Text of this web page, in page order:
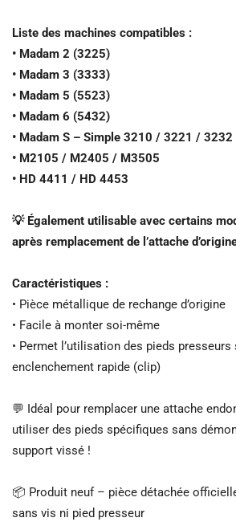
Liste des machines compatibles :
• Madam 2 (3225)
• Madam 3 (3333)
• Madam 5 (5523)
• Madam 6 (5432)
• Madam S – Simple 3210 / 3221 / 3232
• M2105 / M2405 / M3505
• HD 4411 / HD 4453
💡 Également utilisable avec certains
après remplacement de l’attache
Caractéristiques :
• Pièce métallique de rechange d’origine
• Facile à monter soi-même
• Permet l’utilisation des pieds presseurs
enclenchement rapide (clip)
💬 Idéal pour remplacer une attache
utiliser des pieds spécifiques sans
support vissé !
📦 Produit neuf – pièce détachée
sans vis ni pied presseur